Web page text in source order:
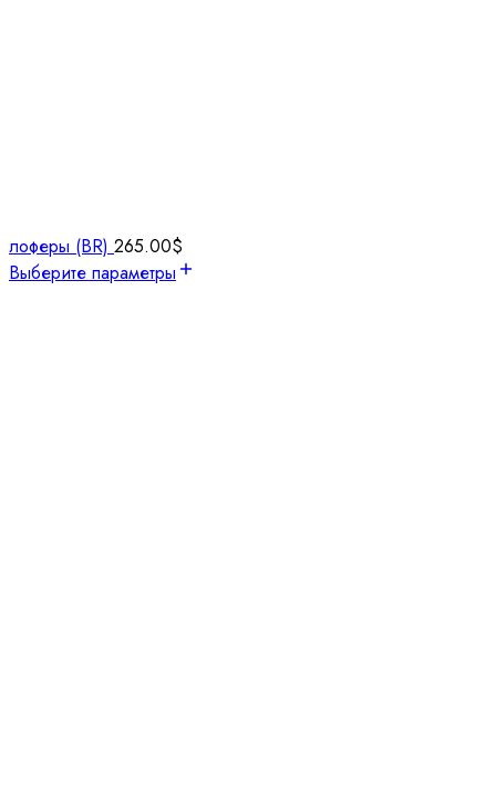
лоферы (BR) 265.00$
Выберите параметры